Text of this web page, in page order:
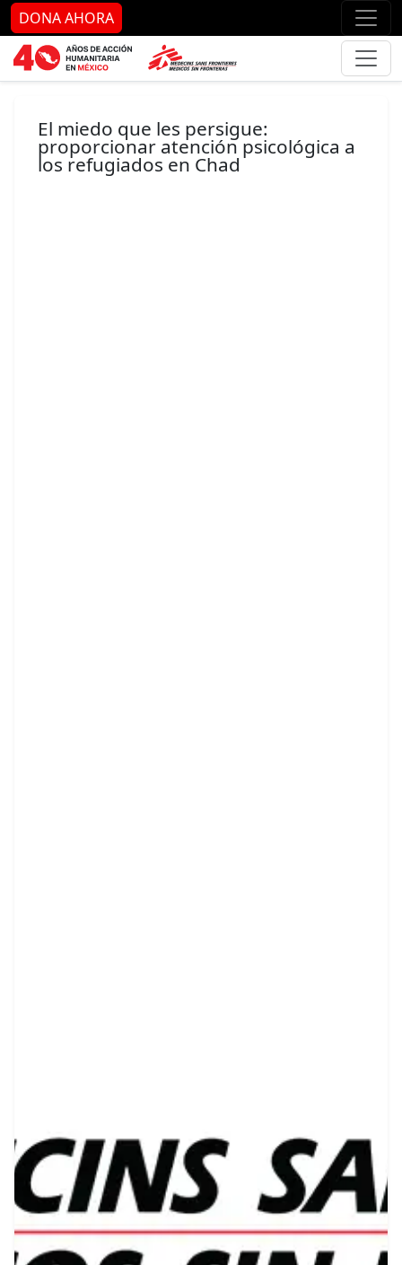
Ir al contenido principal Ir
DONA AHORA
El miedo que les persigue:
proporcionar atención psicológica a
los refugiados en Chad